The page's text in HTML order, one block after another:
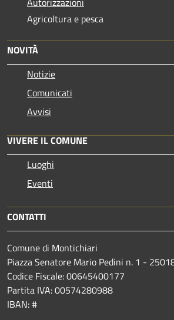
Agricoltura e pesca
NOVITÀ
Notizie
Comunicati
Avvisi
VIVERE IL COMUNE
Luoghi
Eventi
CONTATTI
Comune di Montichiari
Piazza Senatore Mario Pedini n. 1 -
Codice Fiscale: 00645400177
Partita IVA: 00574280988
IBAN: #